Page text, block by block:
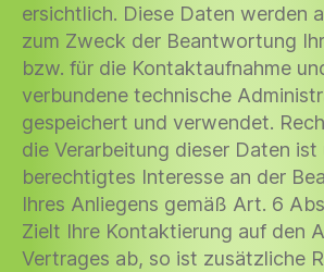
ersichtlich. Diese Daten werden
zum Zweck der Beantwortung
bzw. für die Kontaktaufnahme
verbundene technische
gespeichert und verwendet.
die Verarbeitung dieser Daten ist
berechtigtes Interesse an der
Ihres Anliegens gemäß Art. 6
Zielt Ihre Kontaktierung auf den
Vertrages ab, so ist zusätzliche